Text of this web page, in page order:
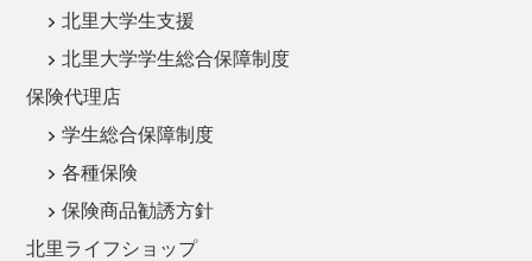
北里大学生支援
北里大学学生総合保障制度
保険代理店
学生総合保障制度
各種保険
保険商品勧誘方針
北里ライフショップ